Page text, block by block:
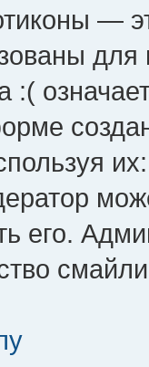
—
:(
его.